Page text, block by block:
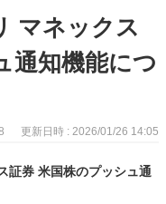
マネックス
通知機能につ
更新日時 : 2026/01/26 14:05
証券 米国株のプッシュ通